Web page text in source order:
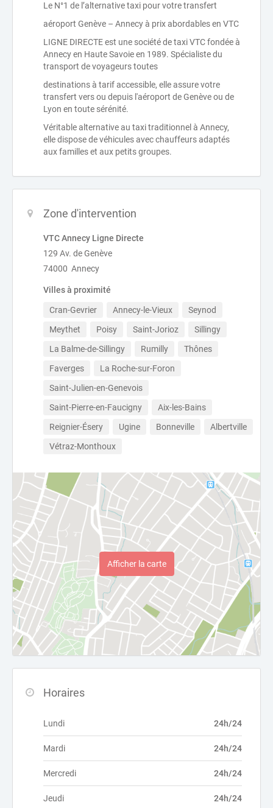
Le N°1 de l’alternative taxi pour votre transfert
aéroport Genève – Annecy à prix abordables en VTC
LIGNE DIRECTE est une société de taxi VTC fondée à
Annecy en Haute Savoie en 1989. Spécialiste du
transport de voyageurs toutes
destinations à tarif accessible, elle assure votre
transfert vers ou depuis l'aéroport de Genève ou de
Lyon en toute sérénité.
Véritable alternative au taxi traditionnel à Annecy,
elle dispose de véhicules avec chauffeurs adaptés
aux familles et aux petits groupes.
Zone d'intervention
VTC Annecy Ligne Directe
129 Av. de Genève
74000 Annecy
Villes à proximité
Cran-Gevrier Annecy-le-Vieux
Seynod
Meythet
Poisy Saint-Jorioz
Sillingy
La Balme-de-Sillingy
Rumilly
Thônes
Faverges
La Roche-sur-Foron
Saint-Julien-en-Genevois
Saint-Pierre-en-Faucigny
Aix-les-Bains
Reignier-Ésery
Ugine Bonneville
Albertville
Vétraz-Monthoux
Afficher la carte
Horaires
Lundi 24h/24
Mardi 24h/24
Mercredi 24h/24
Jeudi 24h/24